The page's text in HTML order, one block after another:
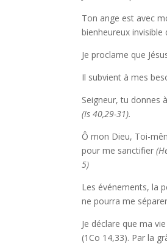
Ton ange est avec
bienheureux invisible
Je proclame que
Il subvient à mes
Seigneur, tu donnes
(Is 40,29-31).
Ô mon Dieu, Toi-
pour me sanctifier
5)
Les événements, la
ne pourra me
Je déclare que ma
(1Co 14,33). Par la